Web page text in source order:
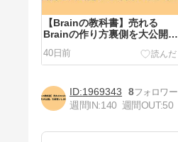
【Brainの教科書】売れる
Brainの作り方裏側を大公開、
40日前
1969343
8
週間IN:140 週間OUT:50